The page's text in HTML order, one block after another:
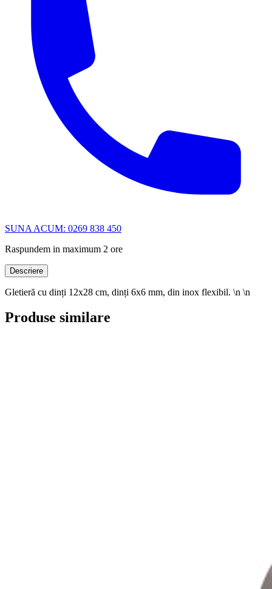
SUNA ACUM: 0269 838 450
Raspundem in maximum 2 ore
Descriere
Gletieră cu dinți 12x28 cm, dinți 6x6 mm, din inox flexibil. \n \n
Produse similare